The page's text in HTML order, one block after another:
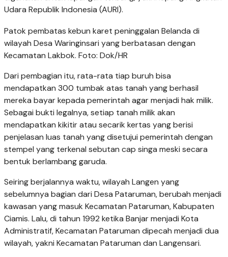
Udara Republik Indonesia (AURI).
Patok pembatas kebun karet peninggalan Belanda di
wilayah Desa Waringinsari yang berbatasan dengan
Kecamatan Lakbok. Foto: Dok/HR
Dari pembagian itu, rata-rata tiap buruh bisa
mendapatkan 300 tumbak atas tanah yang berhasil
mereka bayar kepada pemerintah agar menjadi hak milik.
Sebagai bukti legalnya, setiap tanah milik akan
mendapatkan kikitir atau secarik kertas yang berisi
penjelasan luas tanah yang disetujui pemerintah dengan
stempel yang terkenal sebutan cap singa meski secara
bentuk berlambang garuda.
Seiring berjalannya waktu, wilayah Langen yang
sebelumnya bagian dari Desa Pataruman, berubah menjadi
kawasan yang masuk Kecamatan Pataruman, Kabupaten
Ciamis. Lalu, di tahun 1992 ketika Banjar menjadi Kota
Administratif, Kecamatan Pataruman dipecah menjadi dua
wilayah, yakni Kecamatan Pataruman dan Langensari.